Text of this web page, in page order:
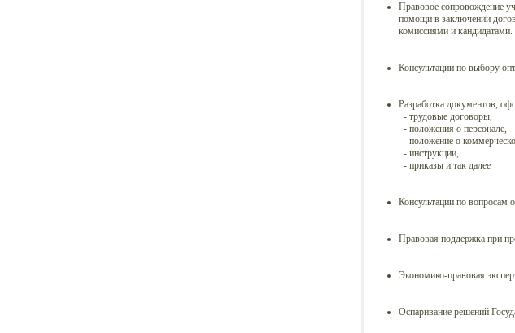
Правовое сопровождение
помощи в заключении
комиссиями и кандидатами.
Консультации по выбору
Разработка документов,
- трудовые договоры,
- положения о персонале,
- положение о
- инструкции,
- приказы и так далее
Консультации по вопросам
Правовая поддержка при
Экономико-правовая
Оспаривание решений